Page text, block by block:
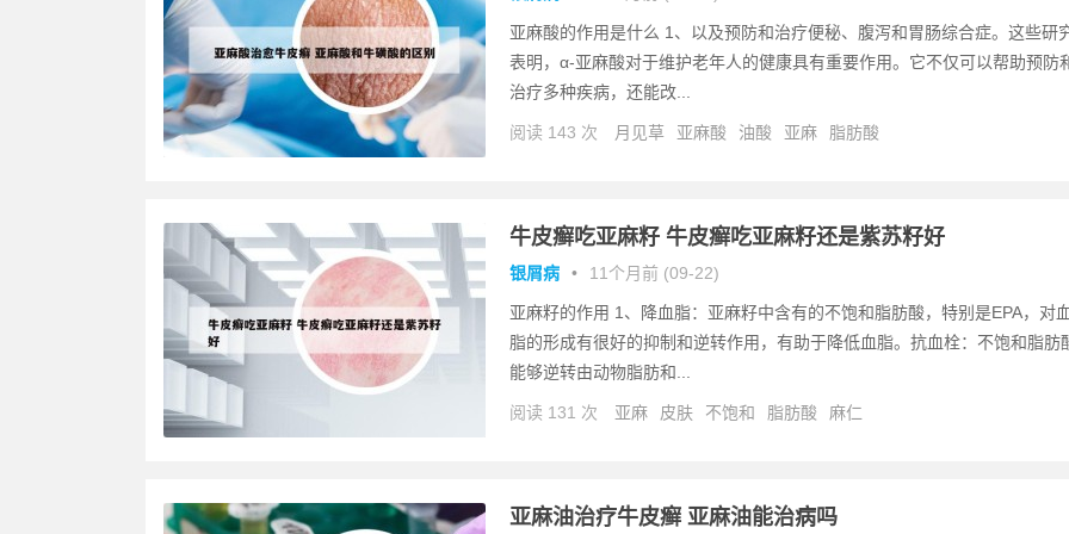
亚麻酸的作用是什么 1、以及预防和治疗便秘、腹泻和胃肠综合症。这些研
表明，α-亚麻酸对于维护老年人的健康具有重要作用。它不仅可以帮助预防
治疗多种疾病，还能改...
阅读 143 次 月见草 亚麻酸 油酸 亚麻 脂肪酸
牛皮癣吃亚麻籽 牛皮癣吃亚麻籽还是紫苏籽好
银屑病 • 11个月前 (09-22)
亚麻籽的作用 1、降血脂：亚麻籽中含有的不饱和脂肪酸，特别是EPA，对
脂的形成有很好的抑制和逆转作用，有助于降低血脂。抗血栓：不饱和脂肪
能够逆转由动物脂肪和...
阅读 131 次 亚麻 皮肤 不饱和 脂肪酸 麻仁
亚麻油治疗牛皮癣 亚麻油能治病吗